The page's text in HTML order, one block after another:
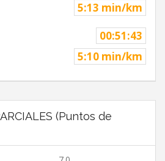
5:13 min/km
00:51:43
5:10 min/km
(Puntos de